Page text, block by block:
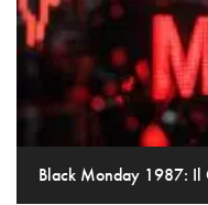
Black Monday 1987: Il